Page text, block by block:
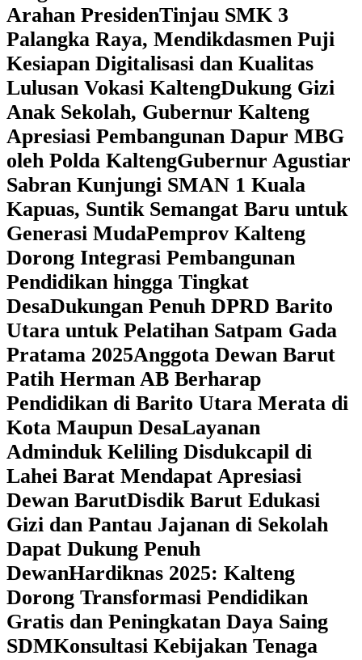
Arahan Presiden‎Tinjau SMK 3
Palangka Raya, Mendikdasmen Puji
Kesiapan Digitalisasi dan Kualitas
Lulusan Vokasi Kalteng‎Dukung Gizi
Anak Sekolah, Gubernur Kalteng
Apresiasi Pembangunan Dapur MBG
oleh Polda Kalteng‎Gubernur Agustiar
Sabran Kunjungi SMAN 1 Kuala
Kapuas, Suntik Semangat Baru untuk
Generasi Muda‎Pemprov Kalteng
Dorong Integrasi Pembangunan
Pendidikan hingga Tingkat
DesaDukungan Penuh DPRD Barito
Utara untuk Pelatihan Satpam Gada
Pratama 2025Anggota Dewan Barut
Patih Herman AB Berharap
Pendidikan di Barito Utara Merata di
Kota Maupun DesaLayanan
Adminduk Keliling Disdukcapil di
Lahei Barat Mendapat Apresiasi
Dewan BarutDisdik Barut Edukasi
Gizi dan Pantau Jajanan di Sekolah
Dapat Dukung Penuh
DewanHardiknas 2025: Kalteng
Dorong Transformasi Pendidikan
Gratis dan Peningkatan Daya Saing
SDMKonsultasi Kebijakan Tenaga